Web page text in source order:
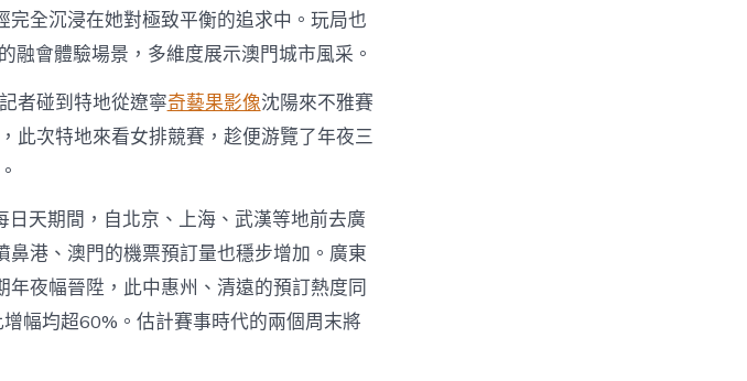
全沉浸在她對極致平衡的追求中。玩局也
融會體驗場景，多維度展示澳門城市風采。
者碰到特地從遼寧奇藝果影像沈陽來不雅賽
此次特地來看女排競賽，趁便游覽了年夜三
天期間，自北京、上海、武漢等地前去廣
港、澳門的機票預訂量也穩步增加。廣東
年夜幅晉陞，此中惠州、清遠的預訂熱度同
幅均超60%。估計賽事時代的兩個周末將